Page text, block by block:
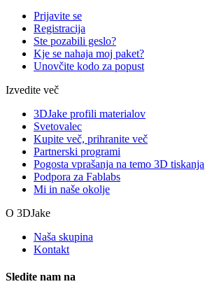
Prijavite se
Registracija
Ste pozabili geslo?
Kje se nahaja moj paket?
Unovčite kodo za popust
Izvedite več
3DJake profili materialov
Svetovalec
Kupite več, prihranite več
Partnerski programi
Pogosta vprašanja na temo 3D tiskanja
Podpora za Fablabs
Mi in naše okolje
O 3DJake
Naša skupina
Kontakt
Sledite nam na